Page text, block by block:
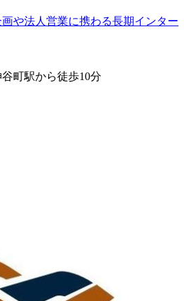
や法人営業に携わる長期インター
町駅から徒歩10分